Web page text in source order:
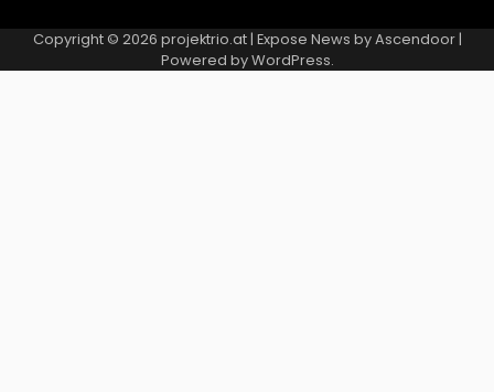
Copyright © 2026 projektrio.at| Expose News byAscendoor|
Powered byWordPress.